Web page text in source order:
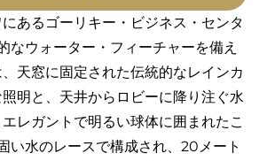
あるゴーリキー・ビジネス・センタ
なウォーター・フィーチャーを備え
天窓に固定された伝統的なレインカ
明と、天井からロビーに降り注ぐ水
レガントで明るい球体に囲まれたこ
い水のレースで構成され、20メート